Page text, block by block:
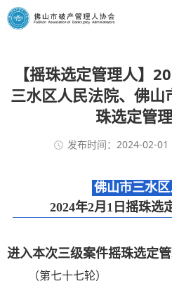
【摇珠选定管理人】
三水区人民法院、佛
珠选定管
发布时间：2024-02-01
佛山市三水
2024年2月1日摇珠选
进入本次三级案件摇珠选定管
（第七十七轮）